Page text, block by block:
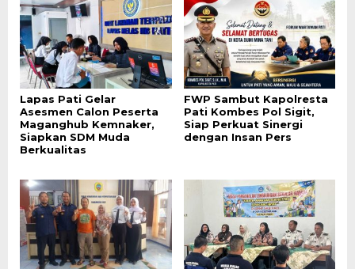
Lapas Pati Gelar
Asesmen Calon Peserta
Maganghub Kemnaker,
Siapkan SDM Muda
Berkualitas
FWP Sambut Kapolresta
Pati Kombes Pol Sigit,
Siap Perkuat Sinergi
dengan Insan Pers